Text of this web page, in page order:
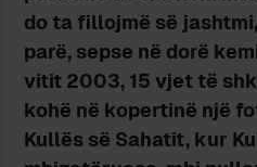
do ta fillojmë së
parë, sepse në dorë
vitit 2003, 15 vjet të
kohë në kopertinë një
Kullës së Sahatit, kur